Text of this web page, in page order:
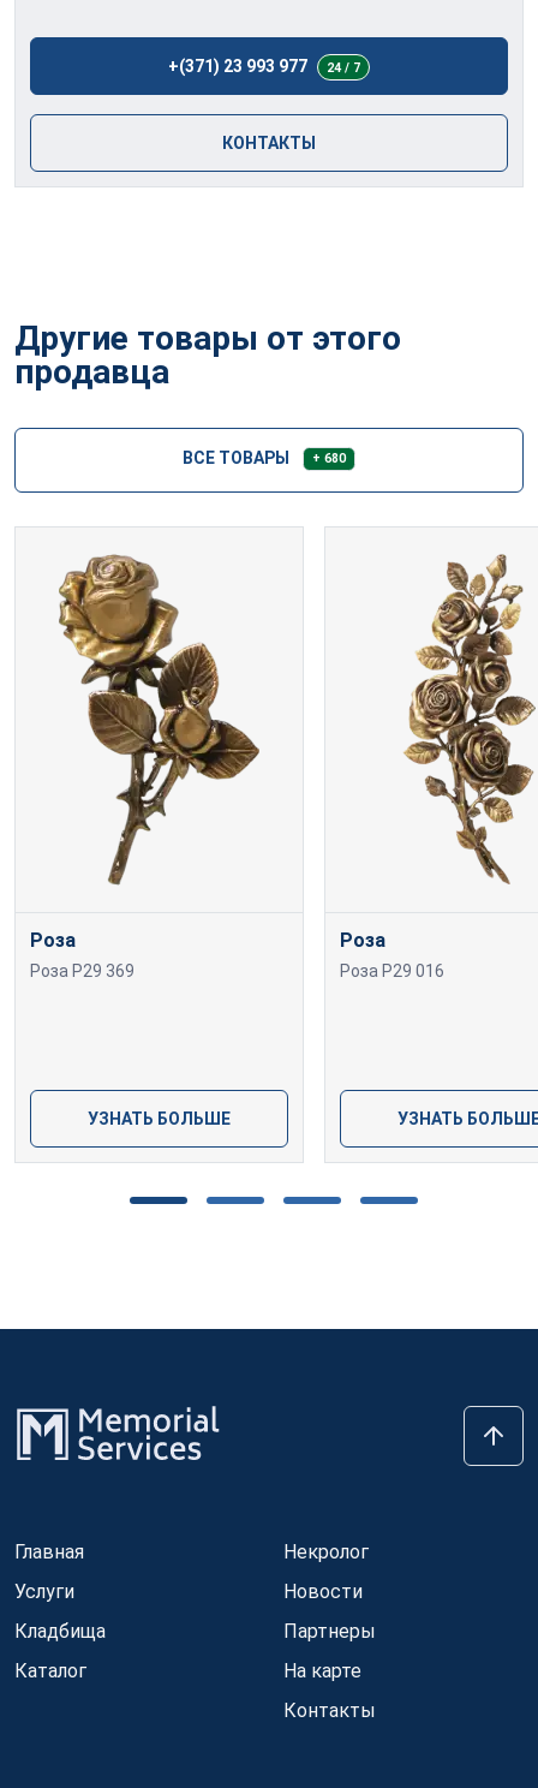
+(371) 23 993 977 24 / 7
КОНТАКТЫ
Другие товары от этого
продавца
ВСЕ ТОВАРЫ + 680
Роза
Роза P29 369
УЗНАТЬ БОЛЬШЕ
Роза
Роза P29 016
УЗНАТЬ
Главная
Услуги
Кладбища
Каталог
Некролог
Новости
Партнеры
На карте
Контакты